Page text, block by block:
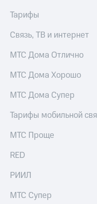
Домашний
интернет
ТВ
Спутниковое
телефон
МТС
Premium
на гигабайты
интернета,
фильмы,
музыка
и многое
другое
Семейная
подписки
Тарифы
Связь, ТВ и интернет
МТС Дома Отлично
МТС Дома Хорошо
МТС Дома Супер
Тарифы мобильной
МТС Проще
RED
РИИЛ
МТС Супер